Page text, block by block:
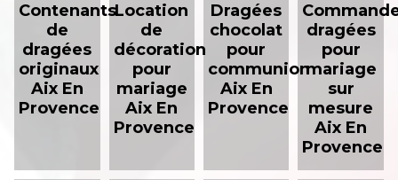
Contenants
de
dragées
originaux
Aix En
Provence
Location
de
décoration
pour
mariage
Aix En
Provence
Dragées
chocolat
pour
communion
Aix En
Provence
dragées
pour
mariage
sur
mesure
Aix En
Provence